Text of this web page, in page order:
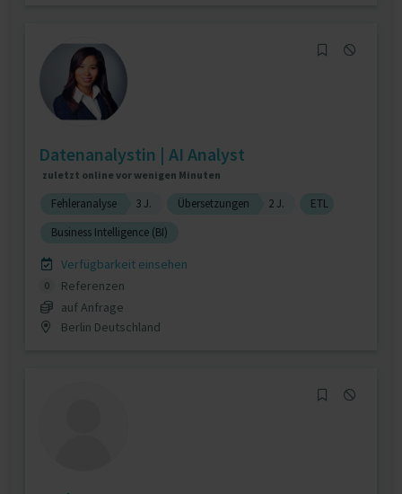
Datenanalystin | AI Analyst
zuletzt online vor wenigen Minuten
Fehleranalyse 3 J. Übersetzungen 2 J.
ETL
Business Intelligence (BI)
Verfügbarkeit einsehen
0
Referenzen
auf Anfrage
Berlin Deutschland